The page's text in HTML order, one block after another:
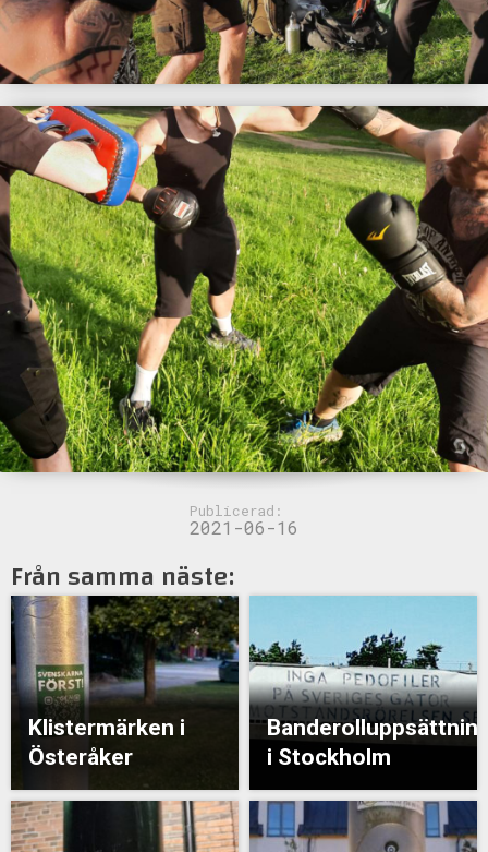
Publicerad:
2021-06-16
Från samma näste:
Klistermärken i
Österåker
i Stockholm